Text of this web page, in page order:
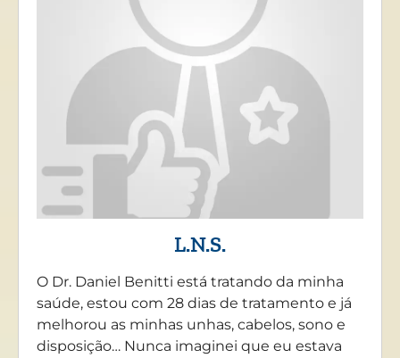
L.N.S.
O Dr. Daniel Benitti está tratando da minha
saúde, estou com 28 dias de tratamento e já
melhorou as minhas unhas, cabelos, sono e
disposição… Nunca imaginei que eu estava